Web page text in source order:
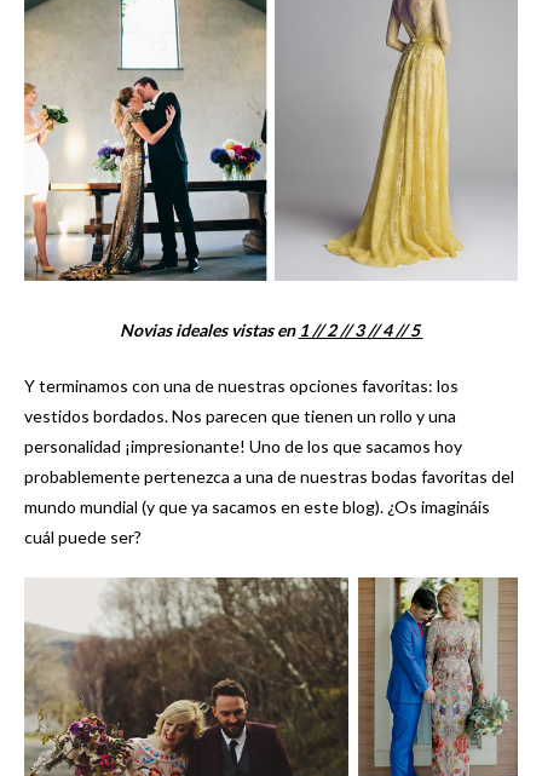
Novias ideales vistas en 1 // 2 // 3 // 4 // 5
Y terminamos con una de nuestras opciones favoritas: los
vestidos bordados. Nos parecen que tienen un rollo y una
personalidad ¡impresionante! Uno de los que sacamos hoy
probablemente pertenezca a una de nuestras bodas favoritas del
mundo mundial (y que ya sacamos en este blog). ¿Os imagináis
cuál puede ser?